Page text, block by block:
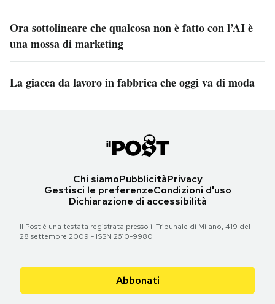
Ora sottolineare che qualcosa non è fatto con l’AI è
una mossa di marketing
La giacca da lavoro in fabbrica che oggi va di moda
Chi siamoPubblicitàPrivacy
Gestisci le preferenzeCondizioni d'uso
Dichiarazione di accessibilità
Il Post è una testata registrata presso il Tribunale di Milano, 419 del
28 settembre 2009 - ISSN 2610-9980
Abbonati